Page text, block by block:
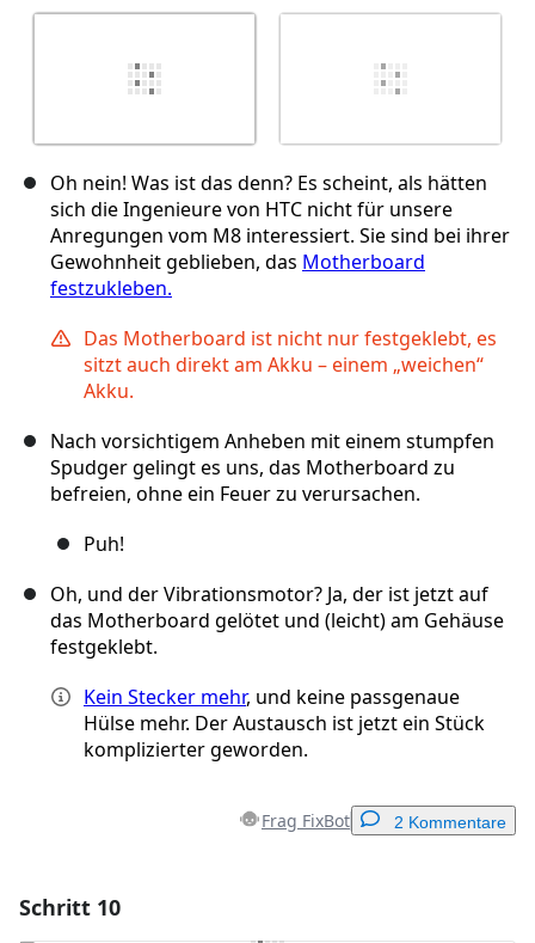
Oh nein! Was ist das denn? Es scheint, als hätten
sich die Ingenieure von HTC nicht für unsere
Anregungen vom M8 interessiert. Sie sind bei ihrer
Gewohnheit geblieben, das Motherboard
festzukleben.
Das Motherboard ist nicht nur festgeklebt, es
sitzt auch direkt am Akku – einem „weichen“
Akku.
Nach vorsichtigem Anheben mit einem stumpfen
Spudger gelingt es uns, das Motherboard zu
befreien, ohne ein Feuer zu verursachen.
Puh!
Oh, und der Vibrationsmotor? Ja, der ist jetzt auf
das Motherboard gelötet und (leicht) am Gehäuse
festgeklebt.
Kein Stecker mehr, und keine passgenaue
Hülse mehr. Der Austausch ist jetzt ein Stück
komplizierter geworden.
Frag FixBot 2 Kommentare
Schritt 10